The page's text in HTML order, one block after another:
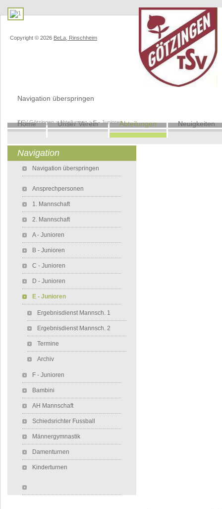
Navigation überspringen
Home Unser Verein Abteilungen Neuigkeiten
TSV Götzingen>Abteilungen>E - Junioren
Navigation
Navigation überspringen
Ansprechpersonen
1. Mannschaft
2. Mannschaft
A - Junioren
B - Junioren
C - Junioren
D - Junioren
E - Junioren
Ergebnisdienst Mannsch. 1
Ergebnisdienst Mannsch. 2
Termine
Archiv
F - Junioren
Bambini
AH Mannschaft
Schiedsrichter Fussball
Männergymnastik
Damenturnen
Kinderturnen
Copyright © 2026 BeLa, Rinschheim